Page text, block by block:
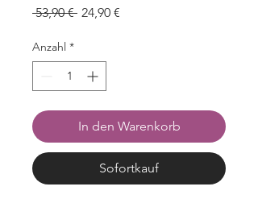
53,90 € Standardpreis
24,90 €
Anzahl *
In den Warenkorb
Sofortkauf